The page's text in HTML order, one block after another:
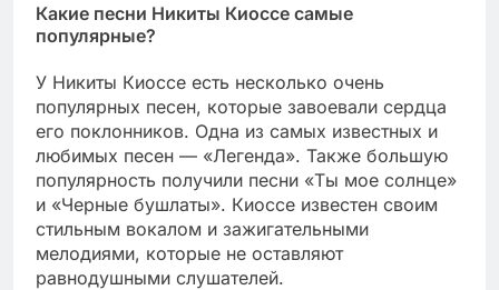
Какие песни Никиты Киоссе самые
популярные?
У Никиты Киоссе есть несколько очень
популярных песен, которые завоевали сердца
его поклонников. Одна из самых известных и
любимых песен — «Легенда». Также большую
популярность получили песни «Ты мое солнце»
и «Черные бушлаты». Киоссе известен своим
стильным вокалом и зажигательными
мелодиями, которые не оставляют
равнодушными слушателей.